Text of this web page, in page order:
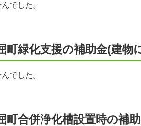
でした。
町緑化支援の補助金(建物
でした。
町合併浄化槽設置時の補